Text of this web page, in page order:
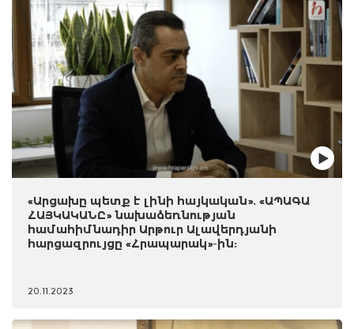
«Արցախը պետք է լինի հայկական». «ԱՊԱԳԱ
ՀԱՅԿԱԿԱՆԸ» նախաձեռնության
համահիմնադիր Արթուր Ալավերդյանի
հարցազրույցը «Հրապարակ»-ին:
20.11.2023